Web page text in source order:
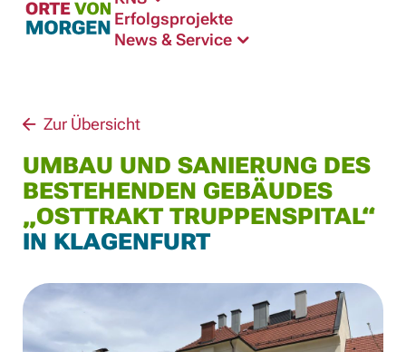
Erfolgsprojekte
News & Service
Zur Übersicht
UMBAU UND SANIERUNG DES
BESTEHENDEN GEBÄUDES
„OSTTRAKT TRUPPENSPITAL“
IN KLAGENFURT